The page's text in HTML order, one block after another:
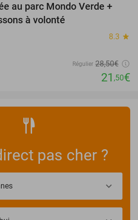
25%
au parc Mondo Verde +
à volonté
8.3 star
Régulier 28,50€
21 ,50€
pas cher ?